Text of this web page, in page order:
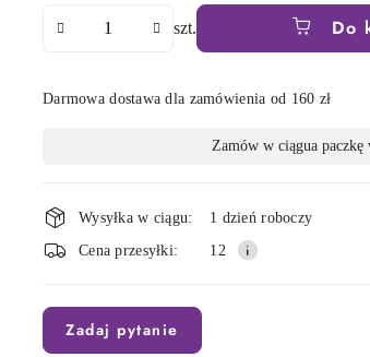
szt. Do
Darmowa dostawa dla zamówienia od 160 zł
dostawa
Zamów w ciągua paczkę
Wysyłka w ciągu:
1 dzień roboczy
Cena przesyłki:
12
Zadaj pytanie